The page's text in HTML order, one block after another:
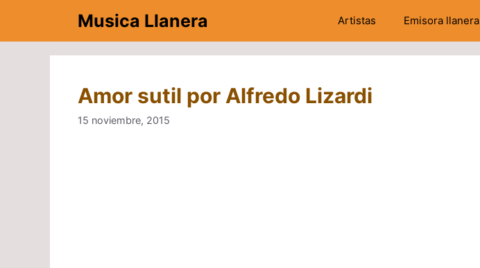
contenido
Musica Llanera Artistas Emisora llanera
Amor sutil por Alfredo Lizardi
15 noviembre, 2015